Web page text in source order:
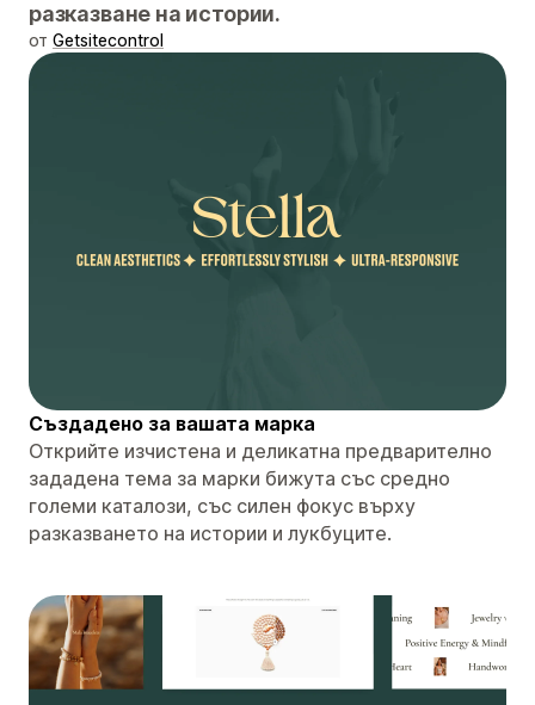
разказване на истории.
от Getsitecontrol
Създадено за вашата марка
Открийте изчистена и деликатна предварително
зададена тема за марки бижута със средно
големи каталози, със силен фокус върху
разказването на истории и лукбуците.